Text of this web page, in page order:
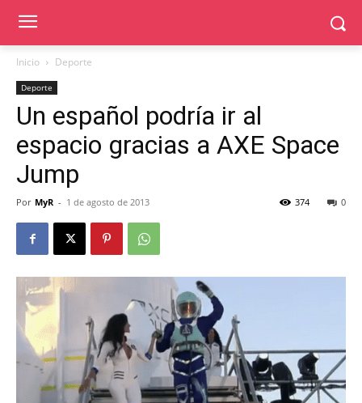
Inicio Deporte
Deporte
Un español podría ir al
espacio gracias a AXE Space
Jump
Por MyR - 1 de agosto de 2013 0
374